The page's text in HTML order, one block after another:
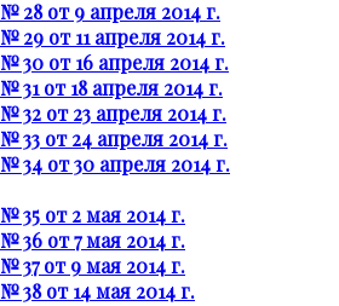
№ 28 от 9 апреля 2014 г.
№ 29 от 11 апреля 2014 г.
№ 30 от 16 апреля 2014 г.
№ 31 от 18 апреля 2014 г.
№ 32 от 23 апреля 2014 г.
№ 33 от 24 апреля 2014 г.
№ 34 от 30 апреля 2014 г.
№ 35 от 2 мая 2014 г.
№ 36 от 7 мая 2014 г.
№ 37 от 9 мая 2014 г.
№ 38 от 14 мая 2014 г.